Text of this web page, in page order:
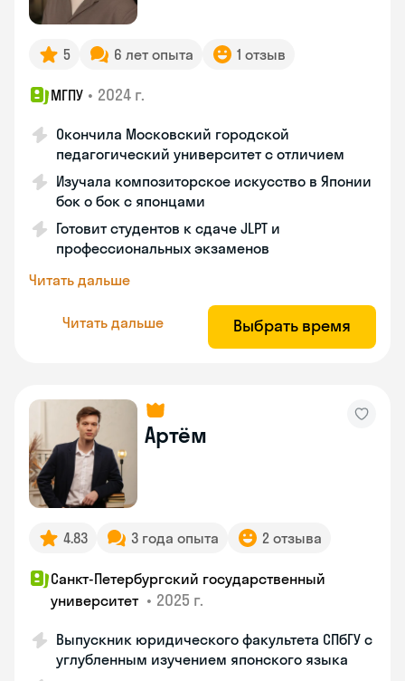
5 6 лет опыта 1 отзыв
МГПУ • 2024 г.
Окончила Московский городской
педагогический университет с отличием
Изучала композиторское искусство в Японии
бок о бок с японцами
Готовит студентов к сдаче JLPT и
профессиональных экзаменов
Читать дальше
Читать дальше Выбрать время
Артём
4.83 3 года опыта 2 отзыва
Санкт-Петербургский государственный
университет • 2025 г.
Выпускник юридического факультета СПбГУ с
углубленным изучением японского языка